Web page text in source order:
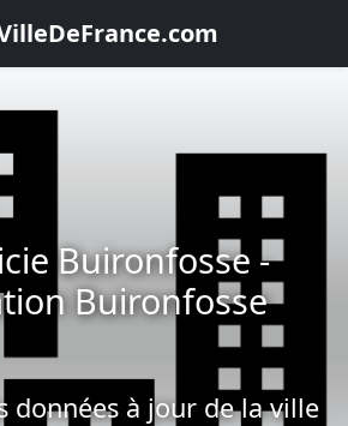
Buironfosse -
Buironfosse
données à jour de la ville